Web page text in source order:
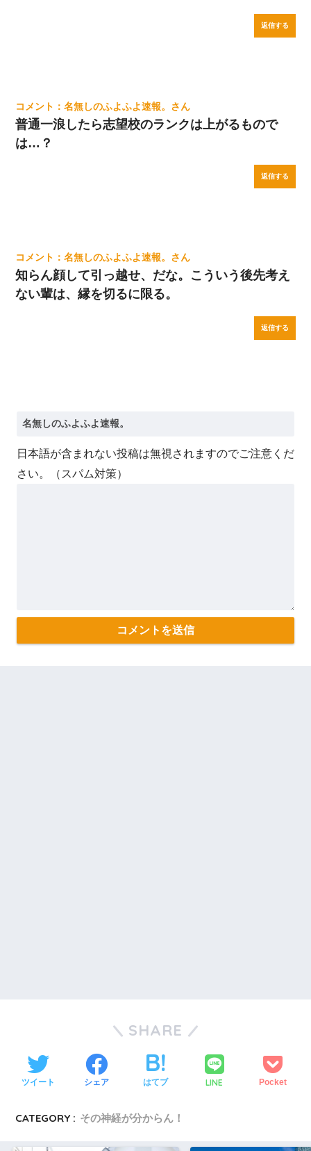
返信する
名無しのふよふよ速報。
普通一浪したら志望校のランクは上がるもので
は…？
返信する
名無しのふよふよ速報。
知らん顔して引っ越せ、だな。こういう後先考え
ない輩は、縁を切るに限る。
返信する
日本語が含まれない投稿は無視されますのでご注意くだ
さい。（スパム対策）
SHARE
ツイート シェア はてブ LINE Pocket
CATEGORY : その神経が分からん！